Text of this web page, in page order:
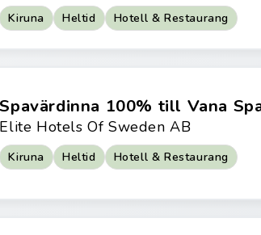
Kiruna Heltid Hotell & Restaurang
Spavärdinna 100% till Vana
Elite Hotels Of Sweden AB
Kiruna Heltid Hotell & Restaurang